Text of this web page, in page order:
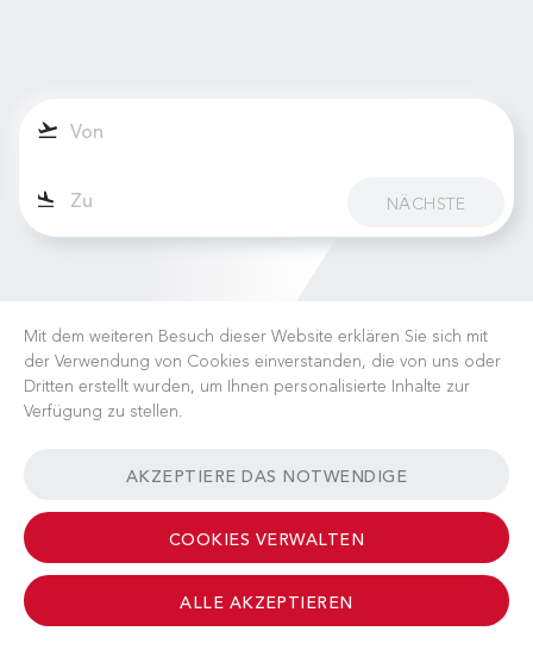
NÄCHSTE
GESCHÄFTSBEDINGUNGEN KONTAKT
© 2026 Albinati Aeronautics - All Rights Reserved
Mit dem weiteren Besuch dieser Website erklären Sie sich mit
der Verwendung von Cookies einverstanden, die von uns oder
Dritten erstellt wurden, um Ihnen personalisierte Inhalte zur
Verfügung zu stellen.
AKZEPTIERE DAS NOTWENDIGE
COOKIES VERWALTEN
ALLE AKZEPTIEREN